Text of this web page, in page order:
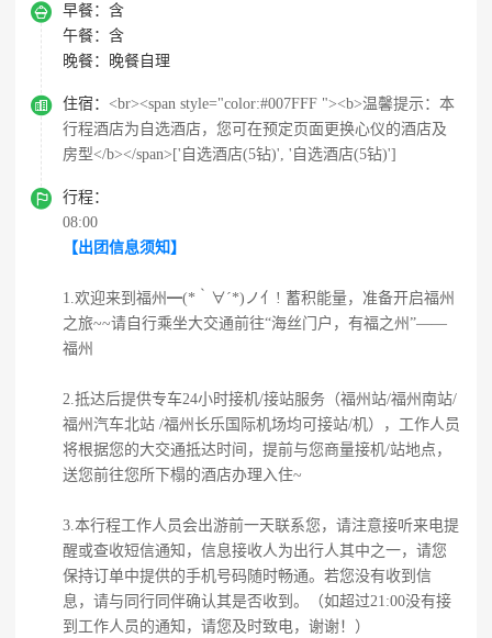
 早餐： 含
午餐： 含
晚餐：
晚餐自理
 住宿： <br><span style="color:#007FFF "><b>温馨提示：本
行程酒店为自选酒店，您可在预定页面更换心仪的酒店及
房型</b></span>['自选酒店(5钻)', '自选酒店(5钻)']

行程：
08:00
【出团信息须知】
1.欢迎来到福州━(*｀∀´*)ノ亻! 蓄积能量，准备开启福州
之旅~~请自行乘坐大交通前往“海丝门户，有福之州”——
福州
2.抵达后提供专车24小时接机/接站服务（福州站/福州南站/
福州汽车北站 /福州长乐国际机场均可接站/机），工作人员
将根据您的大交通抵达时间，提前与您商量接机/站地点，
送您前往您所下榻的酒店办理入住~
3.本行程工作人员会出游前一天联系您，请注意接听来电提
醒或查收短信通知，信息接收人为出行人其中之一，请您
保持订单中提供的手机号码随时畅通。若您没有收到信
息，请与同行同伴确认其是否收到。（如超过21:00没有接
到工作人员的通知，请您及时致电，谢谢！）